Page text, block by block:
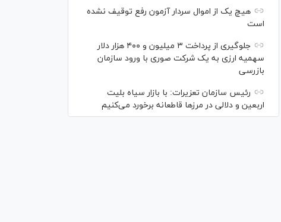
هیچ یک از اموال سردار آزمون رفع توقیف نشده
است
جلوگیری از پرداخت ۳ میلیون و ۴۰۰ هزار دلار
سهمیه ارزی به یک شرکت صوری با ورود سازمان
بازرسی
رئیس سازمان تعزیرات: با بازار سیاه بلیت
اربعین و دلالی در مرز‌ها قاطعانه برخورد می‌کنیم